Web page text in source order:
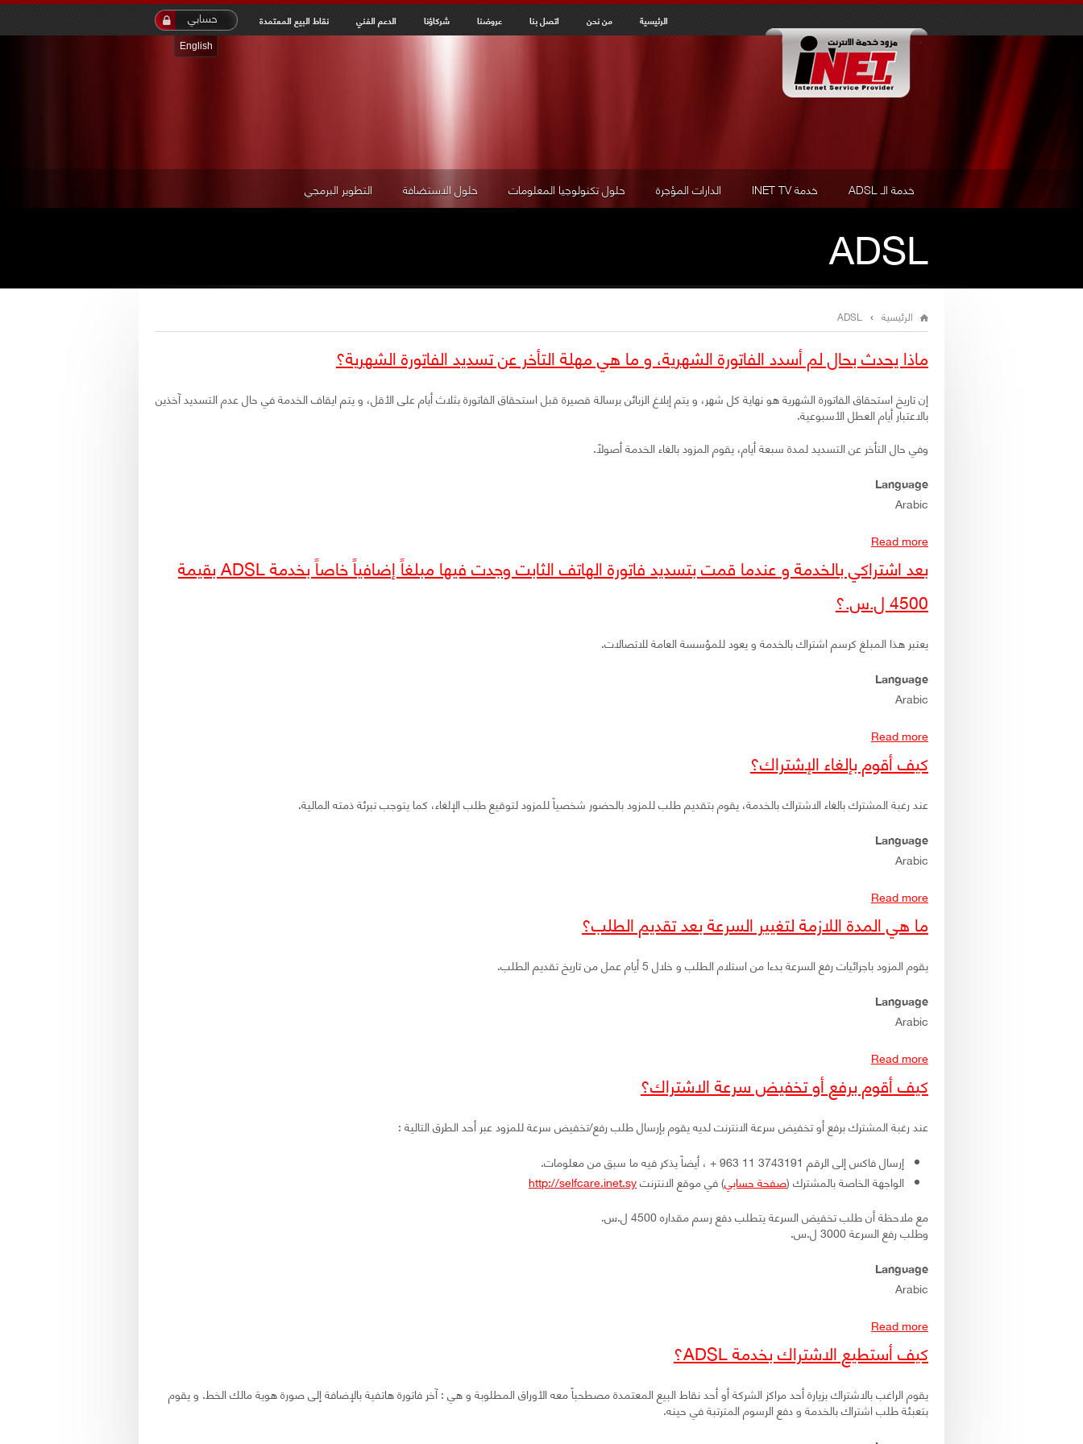
Jump to navigation
الرئيسية من نحن اتصل بنا عروضنا شركاؤنا الدعم الفني نقاط البيع المعتمدة حسابي
English
خدمة الـ ADSL خدمة INET TV الدارات المؤجرة حلول تكنولوجيا المعلومات حلول الاستضافة التطوير البرمجي
ADSL
You are here
الرئيسية ›
ADSL
ماذا يحدث بحال لم أسدد الفاتورة الشهرية، و ما هي مهلة التأخر عن تسديد الفاتورة الشهرية؟
إن تاريخ استحقاق الفاتورة الشهرية هو نهاية كل شهر، و يتم إبلاغ الزبائن برسالة قصيرة قبل استحقاق الفاتورة بثلاث أيام على الأقل، و يتم ايقاف الخدمة في حال عدم التسديد آخذين
بالاعتبار أيام العطل الأسبوعية.
وفي حال التأخر عن التسديد لمدة سبعة أيام، يقوم المزود بالغاء الخدمة أصولاً.
Language
Arabic
Read more
بعد اشتراكي بالخدمة و عندما قمت بتسديد فاتورة الهاتف الثابت وجدت فيها مبلغاً إضافياً خاصاً بخدمة ADSL بقيمة
4500 ل.س.؟
يعتبر هذا المبلغ كرسم اشتراك بالخدمة و يعود للمؤسسة العامة للاتصالات.
Language
Arabic
Read more
كيف أقوم بإلغاء الإشتراك؟
عند رغبة المشترك بالغاء الاشتراك بالخدمة، يقوم بتقديم طلب للمزود بالحضور شخصياً للمزود لتوقيع طلب الإلغاء، كما يتوجب تبرئة ذمته المالية.
Language
Arabic
Read more
ما هي المدة اللازمة لتغيير السرعة بعد تقديم الطلب؟
يقوم المزود باجرائيات رفع السرعة بدءا من استلام الطلب و خلال 5 أيام عمل من تاريخ تقديم الطلب.
Language
Arabic
Read more
كيف أقوم برفع أو تخفيض سرعة الاشتراك؟
عند رغبة المشترك برفع أو تخفيض سرعة الانترنت لديه يقوم بإرسال طلب رفع/تخفيض سرعة للمزود عبر أحد الطرق التالية :
إرسال فاكس إلى الرقم 3743191 11 963 + ، أيضاً يذكر فيه ما سبق من معلومات.
الواجهة الخاصة بالمشترك (صفحة حسابي) في موقع الانترنتhttp://selfcare.inet.sy
مع ملاحظة أن طلب تخفيض السرعة يتطلب دفع رسم مقداره 4500 ل.س.
وطلب رفع السرعة 3000 ل.س.
Language
Arabic
Read more
كيف أستطيع الاشتراك بخدمة ADSL؟
يقوم الراغب بالاشتراك بزيارة أحد مراكز الشركة أو أحد نقاط البيع المعتمدة مصطحباً معه الأوراق المطلوبة و هي : آخر فاتورة هاتفية بالإضافة إلى صورة هوية مالك الخط. و يقوم
بتعبئة طلب اشتراك بالخدمة و دفع الرسوم المترتبة في حينه.